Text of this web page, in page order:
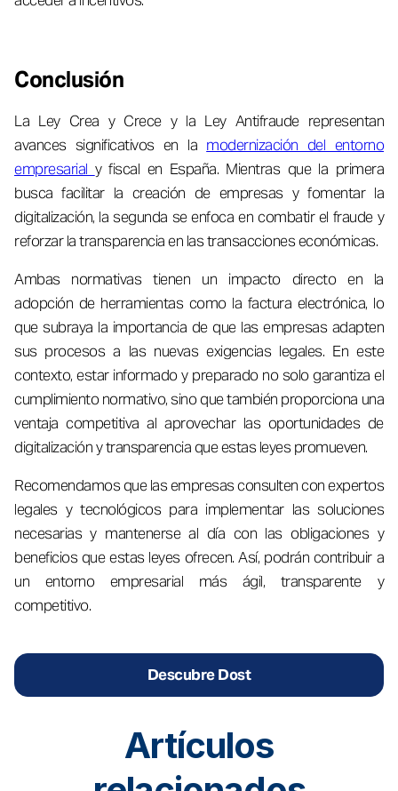
Conclusión
La Ley Crea y Crece y la Ley Antifraude representan
avances significativos en la modernización del entorno
empresarial y fiscal en España. Mientras que la primera
busca facilitar la creación de empresas y fomentar la
digitalización, la segunda se enfoca en combatir el fraude y
reforzar la transparencia en las transacciones económicas.
Ambas normativas tienen un impacto directo en la
adopción de herramientas como la factura electrónica, lo
que subraya la importancia de que las empresas adapten
sus procesos a las nuevas exigencias legales. En este
contexto, estar informado y preparado no solo garantiza el
cumplimiento normativo, sino que también proporciona una
ventaja competitiva al aprovechar las oportunidades de
digitalización y transparencia que estas leyes promueven.
Recomendamos que las empresas consulten con expertos
legales y tecnológicos para implementar las soluciones
necesarias y mantenerse al día con las obligaciones y
beneficios que estas leyes ofrecen. Así, podrán contribuir a
un entorno empresarial más ágil, transparente y
competitivo.
Descubre Dost
Artículos